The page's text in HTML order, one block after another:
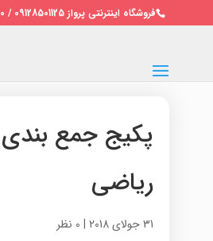
فروشگاه اینترنتی پرواز 09128501125 / 02122691010
پکیج جمع
ریاضی
31 جولای 2018 | 0 نظر